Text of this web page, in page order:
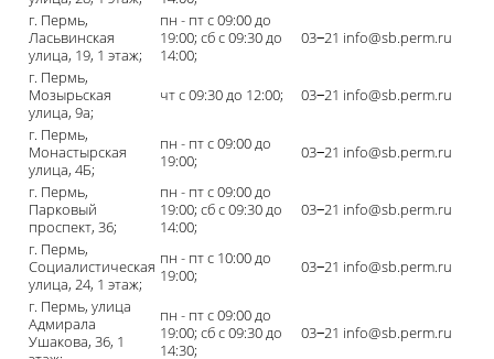
г. Пермь,
Ласьвинская
улица, 19, 1 этаж;
пн - пт с 09:00 до
19:00; сб с 09:30 до
14:00;
03‒21 info@sb.perm.ru
г. Пермь,
Мозырьская
улица, 9а;
чт с 09:30 до 12:00;
03‒21 info@sb.perm.ru
г. Пермь,
Монастырская
улица, 4Б;
пн - пт с 09:00 до
19:00;
03‒21 info@sb.perm.ru
г. Пермь,
Парковый
проспект, 36;
пн - пт с 09:00 до
19:00; сб с 09:30 до
14:00;
03‒21 info@sb.perm.ru
г. Пермь,
Социалистическая
улица, 24, 1 этаж;
пн - пт с 10:00 до
19:00;
03‒21 info@sb.perm.ru
г. Пермь, улица
Адмирала
Ушакова, 36, 1
пн - пт с 09:00 до
19:00; сб с 09:30 до
14:30;
03‒21 info@sb.perm.ru